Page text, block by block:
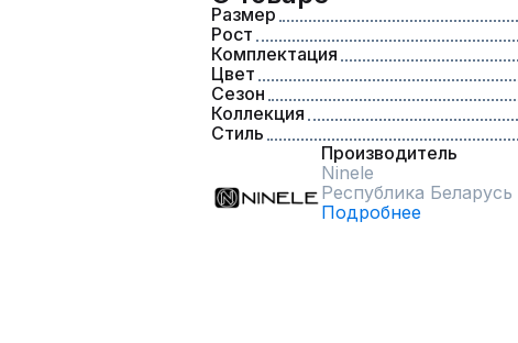
Размер
Рост
Комплектация
Цвет
Сезон
Коллекция
Стиль
Производитель
Ninele
Республика Беларусь
Подробнее